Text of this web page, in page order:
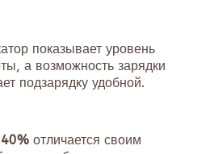
показывает уровень
а возможность зарядки
подзарядку удобной.
40% отличается своим